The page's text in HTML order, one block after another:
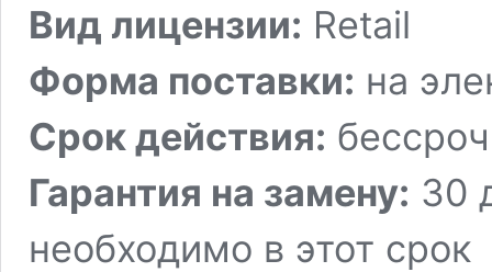
Вид лицензии: Retail
Форма поставки: на
Срок действия:
Гарантия на замену: 30
необходимо в этот срок